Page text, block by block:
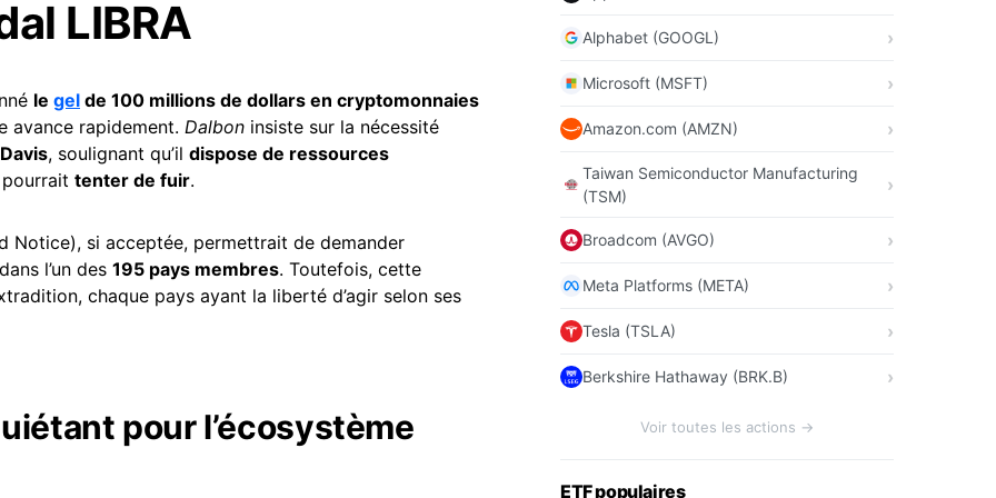
LIBRA
le gel de 100 millions de dollars en cryptomonnaies
avance rapidement. Dalbon insiste sur la nécessité
, soulignant qu’il dispose de ressources
tenter de fuir.
Notice), si acceptée, permettrait de demander
l’un des 195 pays membres. Toutefois, cette
chaque pays ayant la liberté d’agir selon ses
pour l’écosystème
Alphabet (GOOGL)
Microsoft (MSFT)
Amazon.com (AMZN)
Taiwan Semiconductor Manufacturing
(TSM)
Broadcom (AVGO)
Meta Platforms (META)
Tesla (TSLA)
Berkshire Hathaway (BRK.B)
Voir toutes les actions →
ETF populaires